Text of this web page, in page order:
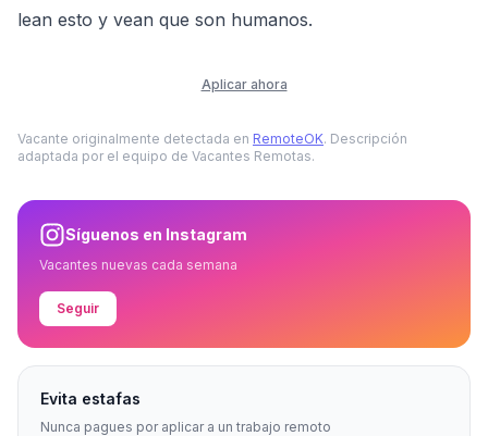
lean esto y vean que son humanos.
Aplicar ahora
Vacante originalmente detectada en RemoteOK. Descripción
adaptada por el equipo de Vacantes Remotas.
Síguenos en Instagram
Vacantes nuevas cada semana
Seguir
Evita estafas
Nunca pagues por aplicar a un trabajo remoto